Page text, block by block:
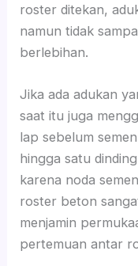
roster ditekan,
namun tidak
berlebihan.
Jika ada adukan
saat itu juga
lap sebelum
hingga satu
karena noda
roster beton
menjamin
pertemuan antar